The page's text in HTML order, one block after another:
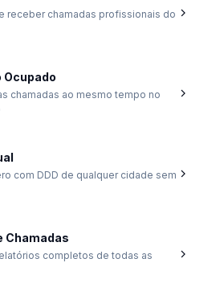
receber chamadas profissionais do
Ocupado
chamadas ao mesmo tempo no
com DDD de qualquer cidade sem
Chamadas
completos de todas as